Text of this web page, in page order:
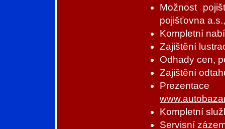
Možnost
pojišťovna
Kompletní
Zajištění
Odhady cen,
Zajištění
Kompletní
Servisní